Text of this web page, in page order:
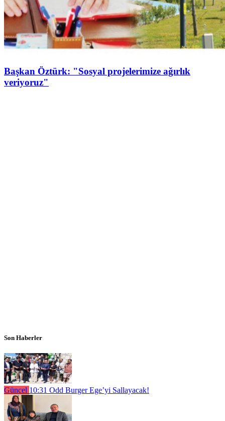
Başkan Öztürk: "Sosyal projelerimize ağırlık
veriyoruz"
Son Haberler
Güncel 10:31 Odd Burger Ege’yi Sallayacak!